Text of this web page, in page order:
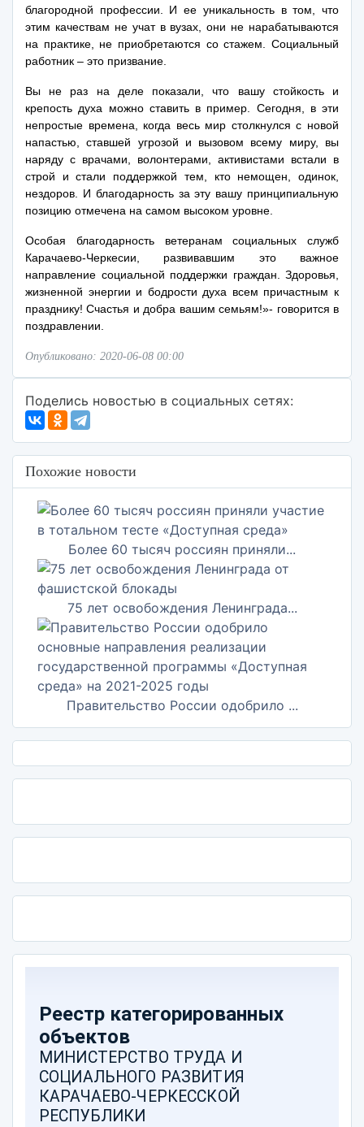
благородной профессии. И ее уникальность в том, что
этим качествам не учат в вузах, они не нарабатываются
на практике, не приобретаются со стажем. Социальный
работник – это призвание.
Вы не раз на деле показали, что вашу стойкость и
крепость духа можно ставить в пример. Сегодня, в эти
непростые времена, когда весь мир столкнулся с новой
напастью, ставшей угрозой и вызовом всему миру, вы
наряду с врачами, волонтерами, активистами встали в
строй и стали поддержкой тем, кто немощен, одинок,
нездоров. И благодарность за эту вашу принципиальную
позицию отмечена на самом высоком уровне.
Особая благодарность ветеранам социальных служб
Карачаево-Черкесии, развивавшим это важное
направление социальной поддержки граждан. Здоровья,
жизненной энергии и бодрости духа всем причастным к
празднику! Счастья и добра вашим семьям!»- говорится в
поздравлении.
Опубликовано: 2020-06-08 00:00
Поделись новостью в социальных сетях:
Похожие новости
Более 60 тысяч россиян приняли...
75 лет освобождения Ленинграда...
Правительство России одобрило ...